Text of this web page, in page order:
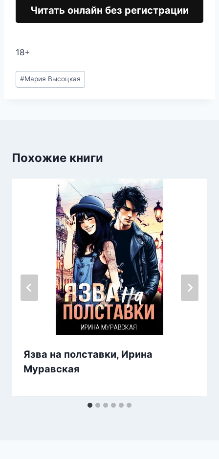
Читать онлайн без регистрации
18+
Метки
записи:
#Мария Высоцкая
Похожие книги
Язва на полставки, Ирина
Муравская